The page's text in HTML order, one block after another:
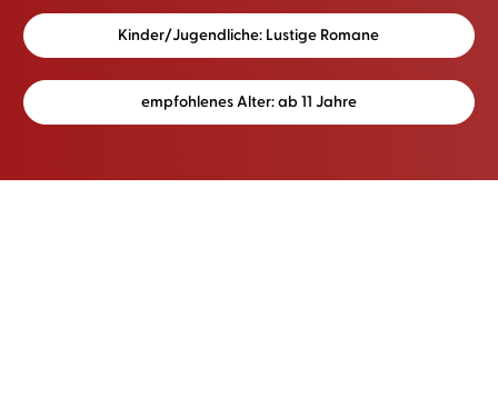
Kinder/Jugendliche: Lustige Romane
empfohlenes Alter: ab 11 Jahre